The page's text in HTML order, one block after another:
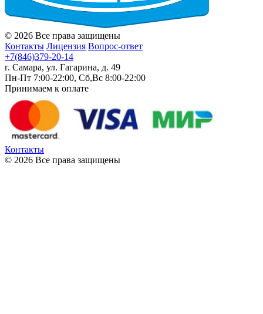
© 2026 Все права защищены
Контакты Лицензия Вопрос-ответ
+7(846)379-20-14
г. Самара, ул. Гагарина, д. 49
Пн-Пт 7:00-22:00, Сб,Вс 8:00-22:00
Принимаем к оплате
Контакты
© 2026 Все права защищены